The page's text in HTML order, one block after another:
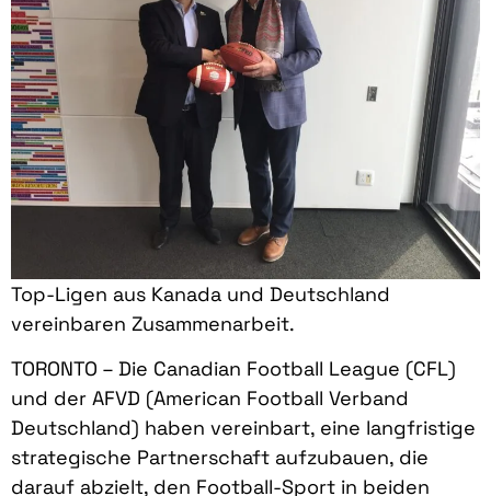
Top-Ligen aus Kanada und Deutschland
vereinbaren Zusammenarbeit.
TORONTO – Die Canadian Football League (CFL)
und der AFVD (American Football Verband
Deutschland) haben vereinbart, eine langfristige
strategische Partnerschaft aufzubauen, die
darauf abzielt, den Football-Sport in beiden